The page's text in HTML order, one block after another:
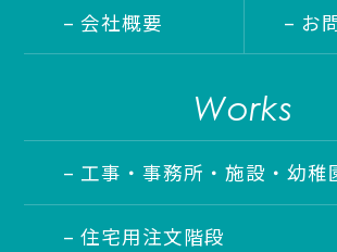
– 会社概要 – お
Works
– 工事・事務所・施設・幼稚
– 住宅用注文階段